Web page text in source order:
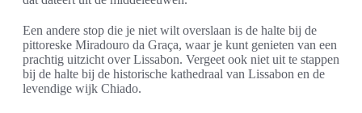
Een andere stop die je niet wilt overslaan is de halte bij de
pittoreske Miradouro da Graça, waar je kunt genieten van een
prachtig uitzicht over Lissabon. Vergeet ook niet uit te stappen
bij de halte bij de historische kathedraal van Lissabon en de
levendige wijk Chiado.